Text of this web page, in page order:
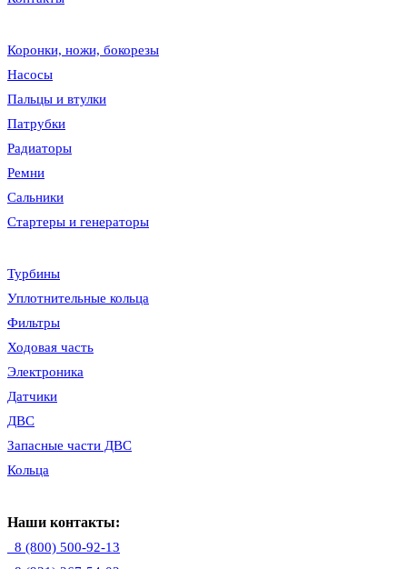
Коронки, ножи, бокорезы
Насосы
Пальцы и втулки
Патрубки
Радиаторы
Ремни
Сальники
Стартеры и генераторы
Турбины
Уплотнительные кольца
Фильтры
Ходовая часть
Электроника
Датчики
ДВС
Запасные части ДВС
Кольца
Наши контакты:
8 (800) 500-92-13